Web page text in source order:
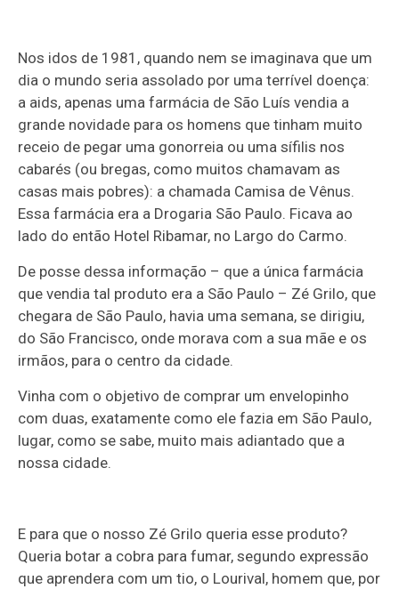
Nos idos de 1981, quando nem se imaginava que um
dia o mundo seria assolado por uma terrível doença:
a aids, apenas uma farmácia de São Luís vendia a
grande novidade para os homens que tinham muito
receio de pegar uma gonorreia ou uma sífilis nos
cabarés (ou bregas, como muitos chamavam as
casas mais pobres): a chamada Camisa de Vênus.
Essa farmácia era a Drogaria São Paulo. Ficava ao
lado do então Hotel Ribamar, no Largo do Carmo.
De posse dessa informação – que a única farmácia
que vendia tal produto era a São Paulo – Zé Grilo, que
chegara de São Paulo, havia uma semana, se dirigiu,
do São Francisco, onde morava com a sua mãe e os
irmãos, para o centro da cidade.
Vinha com o objetivo de comprar um envelopinho
com duas, exatamente como ele fazia em São Paulo,
lugar, como se sabe, muito mais adiantado que a
nossa cidade.
E para que o nosso Zé Grilo queria esse produto?
Queria botar a cobra para fumar, segundo expressão
que aprendera com um tio, o Lourival, homem que, por